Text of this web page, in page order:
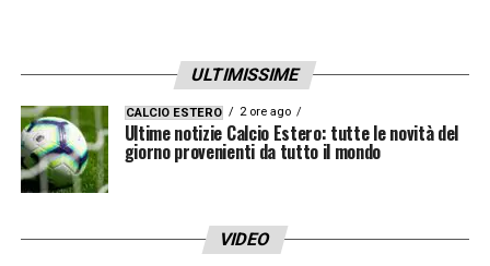
ULTIMISSIME
CALCIO ESTERO 2 ore ago
Ultime notizie Calcio Estero: tutte le novità del
giorno provenienti da tutto il mondo
VIDEO